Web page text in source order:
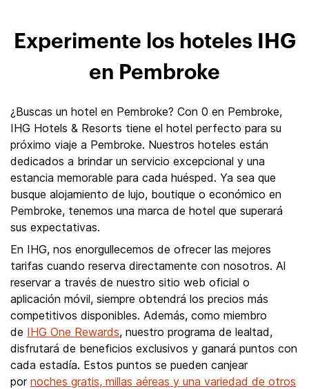
Experimente los hoteles IHG
en Pembroke
¿Buscas un hotel en Pembroke? Con 0 en Pembroke,
IHG Hotels & Resorts tiene el hotel perfecto para su
próximo viaje a Pembroke. Nuestros hoteles están
dedicados a brindar un servicio excepcional y una
estancia memorable para cada huésped. Ya sea que
busque alojamiento de lujo, boutique o económico en
Pembroke, tenemos una marca de hotel que superará
sus expectativas.
En IHG, nos enorgullecemos de ofrecer las mejores
tarifas cuando reserva directamente con nosotros. Al
reservar a través de nuestro sitio web oficial o
aplicación móvil, siempre obtendrá los precios más
competitivos disponibles. Además, como miembro
de IHG One Rewards, nuestro programa de lealtad,
disfrutará de beneficios exclusivos y ganará puntos con
cada estadía. Estos puntos se pueden canjear
por noches gratis, millas aéreas y una variedad de otros